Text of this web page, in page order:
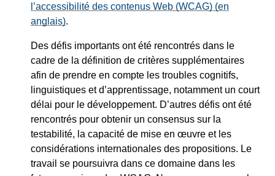
l’accessibilité des contenus Web (WCAG) (en
anglais).
Des défis importants ont été rencontrés dans le
cadre de la définition de critères supplémentaires
afin de prendre en compte les troubles cognitifs,
linguistiques et d’apprentissage, notamment un court
délai pour le développement. D’autres défis ont été
rencontrés pour obtenir un consensus sur la
testabilité, la capacité de mise en œuvre et les
considérations internationales des propositions. Le
travail se poursuivra dans ce domaine dans les